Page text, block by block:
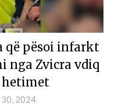
që pësoi infarkt
nga Zvicra vdiq
hetimet
2024